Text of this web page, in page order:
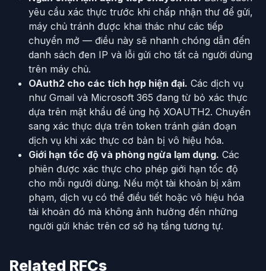
yêu cầu xác thực trước khi chấp nhận thư để gửi,
máy chủ tránh được khai thác như các tiếp
chuyển mở — điều này sẽ nhanh chóng dẫn đến
danh sách đen IP và lỗi gửi cho tất cả người dùng
trên máy chủ.
OAuth2 cho các tích hợp hiện đại. Các dịch vụ
như Gmail và Microsoft 365 đang từ bỏ xác thực
dựa trên mật khẩu để ủng hộ XOAUTH2. Chuyển
sang xác thực dựa trên token tránh gián đoạn
dịch vụ khi xác thực cơ bản bị vô hiệu hóa.
Giới hạn tốc độ và phòng ngừa lạm dụng. Các
phiên được xác thực cho phép giới hạn tốc độ
cho mỗi người dùng. Nếu một tài khoản bị xâm
phạm, dịch vụ có thể điều tiết hoặc vô hiệu hóa
tài khoản đó mà không ảnh hưởng đến những
người gửi khác trên cơ sở hạ tầng tương tự.
Related RFCs